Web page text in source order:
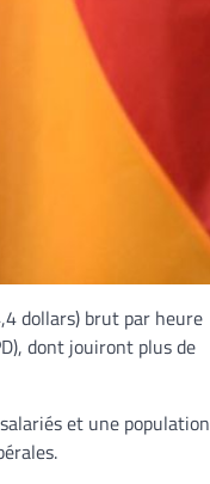
dollars) brut par heure
dont jouiront plus de
et une population